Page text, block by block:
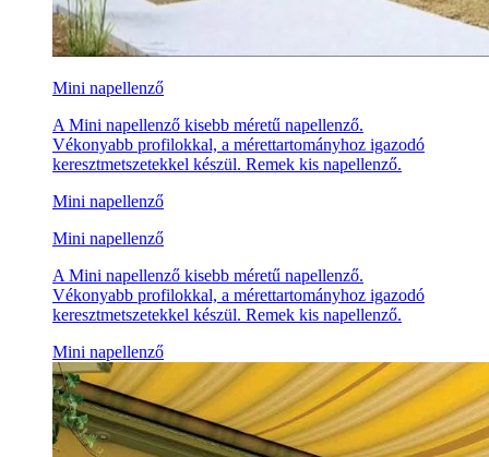
Mini napellenző
A Mini napellenző kisebb méretű napellenző.
Vékonyabb profilokkal, a mérettartományhoz igazodó
keresztmetszetekkel készül. Remek kis napellenző.
Mini napellenző
Mini napellenző
A Mini napellenző kisebb méretű napellenző.
Vékonyabb profilokkal, a mérettartományhoz igazodó
keresztmetszetekkel készül. Remek kis napellenző.
Mini napellenző